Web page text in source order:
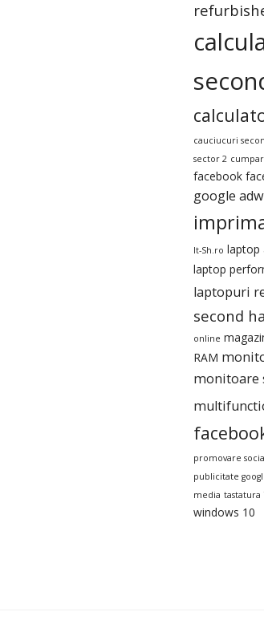
cauciucuri
sector 2
facebook
google
It-Sh.ro laptop
laptop
laptopuri
second
online
RAM
monitoare
promovare
publicitate
media tastatura
windows 10